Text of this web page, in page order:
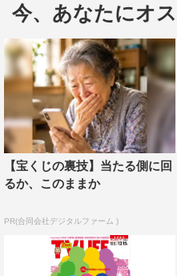
秋ドラマ最新
『先に生まれただけの僕』
を脅迫します』『重要参考
は、取り扱い注意』『
『陸王』スタート特
役所広司・竹内涼真 interview
最新収録現場REPORT
嵐
『嵐にしやがれ』
今、あなたにオ
【宝くじの裏技】当たる側に回
るか、このままか
PR(合同会社デジタルファーム )